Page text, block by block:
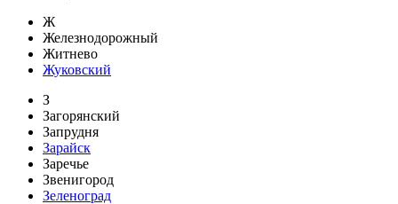
Ж
Железнодорожный
Житнево
Жуковский
З
Загорянский
Запрудня
Зарайск
Заречье
Звенигород
Зеленоград